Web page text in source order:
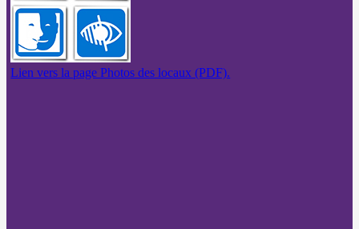
Lien vers la page Photos des locaux (PDF).